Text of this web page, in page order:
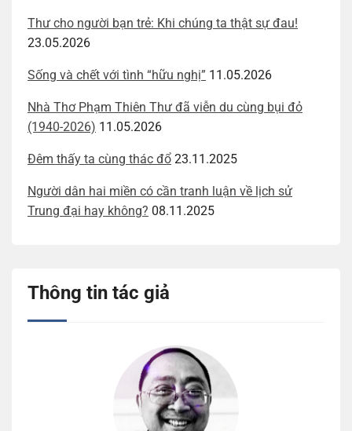
Thư cho người bạn trẻ: Khi chúng ta thật sự đau!
23.05.2026
Sống và chết với tình “hữu nghị” 11.05.2026
Nhà Thơ Phạm Thiên Thư đã viễn du cùng bụi đỏ
(1940-2026) 11.05.2026
Đêm thấy ta cùng thác đổ 23.11.2025
Người dân hai miền có cần tranh luận về lịch sử
Trung đại hay không? 08.11.2025
Thông tin tác giả